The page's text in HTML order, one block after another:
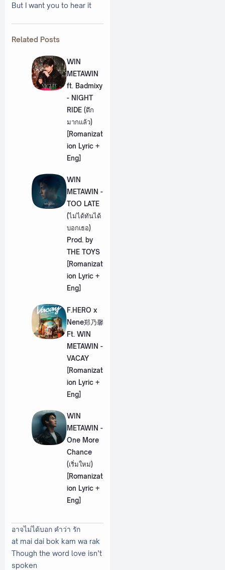
But I want you to hear it
Related Posts
WIN
METAWIN
ft. Badmixy
- NIGHT
RIDE (ดึก
มากแล้ว)
[Romanizat
ion Lyric +
Eng]
WIN
METAWIN -
TOO LATE
(ไม่ได้ทันได้
บอกเธอ)
Prod. by
THE TOYS
[Romanizat
ion Lyric +
Eng]
F.HERO x
Nene郑乃馨
Ft. WIN
METAWIN -
VACAY
[Romanizat
ion Lyric +
Eng]
WIN
METAWIN -
One More
Chance
(เริ่มใหม่)
[Romanizat
ion Lyric +
Eng]
อาจไม่ได้บอก คำว่า รัก
at mai dai bok kam wa rak
Though the word love isn’t
spoken